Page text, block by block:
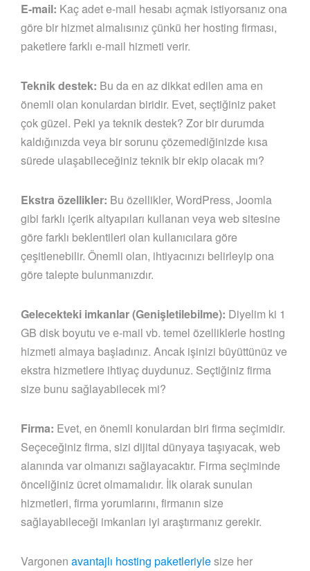
E-mail: Kaç adet e-mail hesabı açmak istiyorsanız ona
göre bir hizmet almalısınız çünkü her hosting firması,
paketlere farklı e-mail hizmeti verir.
Teknik destek: Bu da en az dikkat edilen ama en
önemli olan konulardan biridir. Evet, seçtiğiniz paket
çok güzel. Peki ya teknik destek? Zor bir durumda
kaldığınızda veya bir sorunu çözemediğinizde kısa
sürede ulaşabileceğiniz teknik bir ekip olacak mı?
Ekstra özellikler: Bu özellikler, WordPress, Joomla
gibi farklı içerik altyapıları kullanan veya web sitesine
göre farklı beklentileri olan kullanıcılara göre
çeşitlenebilir. Önemli olan, ihtiyacınızı belirleyip ona
göre talepte bulunmanızdır.
Gelecekteki imkanlar (Genişletilebilme): Diyelim ki 1
GB disk boyutu ve e-mail vb. temel özelliklerle hosting
hizmeti almaya başladınız. Ancak işinizi büyüttünüz ve
ekstra hizmetlere ihtiyaç duydunuz. Seçtiğiniz firma
size bunu sağlayabilecek mi?
Firma: Evet, en önemli konulardan biri firma seçimidir.
Seçeceğiniz firma, sizi dijital dünyaya taşıyacak, web
alanında var olmanızı sağlayacaktır. Firma seçiminde
önceliğiniz ücret olmamalıdır. İlk olarak sunulan
hizmetleri, firma yorumlarını, firmanın size
sağlayabileceği imkanları iyi araştırmanız gerekir.
Vargonen avantajlı hosting paketleriylesize her